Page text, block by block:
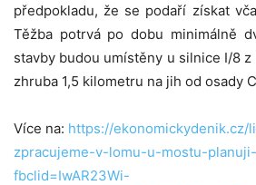
předpokladu, že se podaří získat
Těžba potrvá po dobu minimálně
stavby budou umístěny u silnice I/8
zhruba 1,5 kilometru na jih od osady
Více na: https://
zpracujeme-v-lomu-u-mostu-
fbclid=IwAR23Wi-